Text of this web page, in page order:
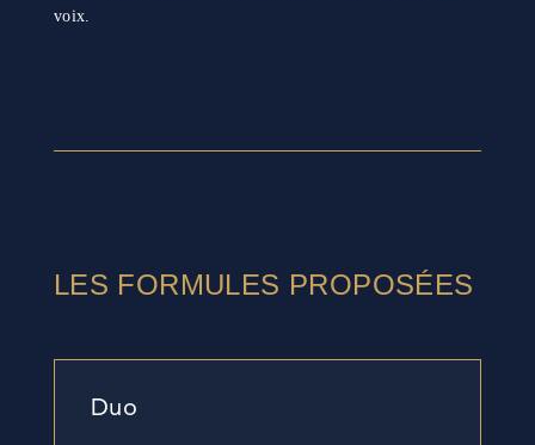
voix.
LES FORMULES PROPOSÉES
Duo